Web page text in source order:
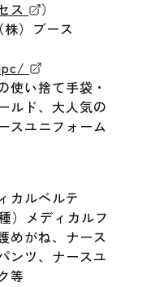
ス
）
）ブース
使い捨て手袋・
ルド、大人気の
スユニフォーム
カルベルテ
）メディカルフ
めがね、ナース
ンツ、ナースユ
等